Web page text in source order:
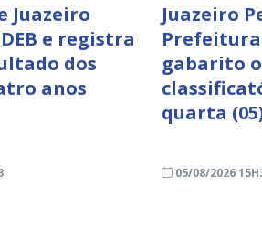
Juazeiro
e registra
dos
anos
Juazeiro
gabarito
quarta
05/08/2026